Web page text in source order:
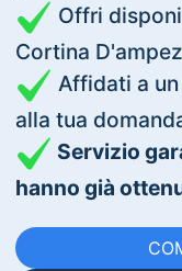
Offri
Cortina
Affidati a
alla tua
Servizio
hanno già